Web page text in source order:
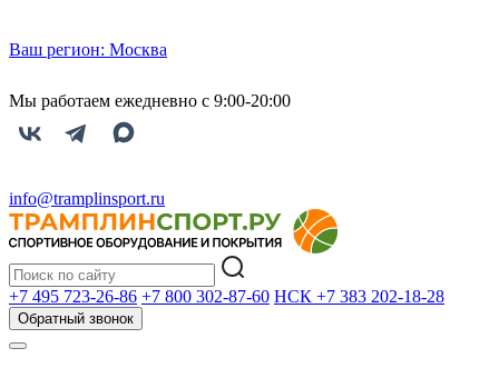
Ваш регион: Москва
Мы работаем ежедневно с 9:00-20:00
info@tramplinsport.ru
+7 495 723-26-86 +7 800 302-87-60 НСК +7 383 202-18-28
Обратный звонок